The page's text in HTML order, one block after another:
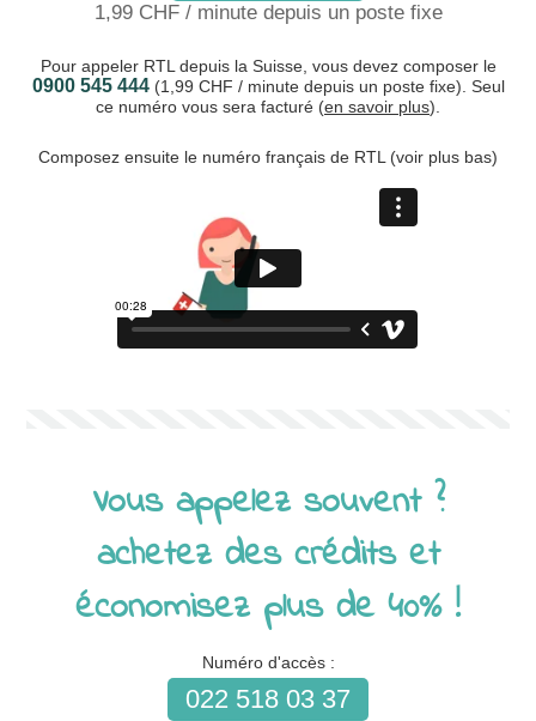
1,99 CHF / minute depuis un poste fixe
Pour appeler RTL depuis la Suisse, vous devez composer le
0900 545 444(1,99 CHF / minute depuis un poste fixe). Seul
ce numéro vous sera facturé (en savoir plus).
Composez ensuite le numéro français de RTL (voir plus bas)
Vous appelez souvent ?
achetez des crédits et
économisez plus de 40% !
Numéro d'accès :
022 518 03 37